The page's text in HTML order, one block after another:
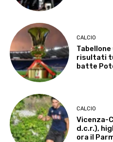
CALCIO
risultati
batte
CALCIO
Vicenza-
d.c.r.),
ora il